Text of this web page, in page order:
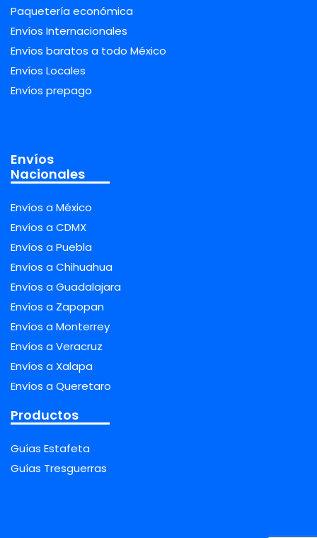
Paquetería económica
Envíos Internacionales
Envíos baratos a todo México
Envíos Locales
Envíos prepago
Envíos
Nacionales
Envíos a México
Envíos a CDMX
Envíos a Puebla
Envíos a Chihuahua
Envíos a Guadalajara
Envíos a Zapopan
Envíos a Monterrey
Envíos a Veracruz
Envíos a Xalapa
Envíos a Queretaro
Productos
Guías Estafeta
Guías Tresguerras